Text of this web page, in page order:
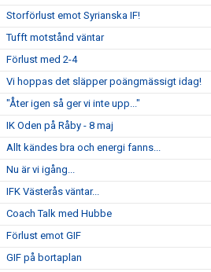
Storförlust emot Syrianska IF!
Tufft motstånd väntar
Förlust med 2-4
Vi hoppas det släpper poängmässigt idag!
"Åter igen så ger vi inte upp..."
IK Oden på Råby - 8 maj
Allt kändes bra och energi fanns...
Nu är vi igång...
IFK Västerås väntar...
Coach Talk med Hubbe
Förlust emot GIF
GIF på bortaplan